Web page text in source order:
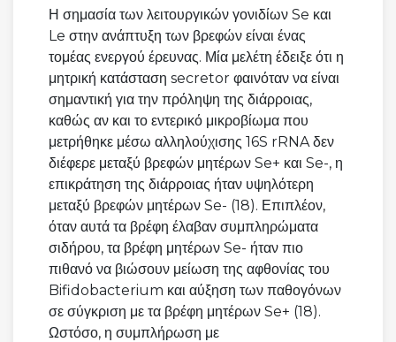
Η σημασία των λειτουργικών γονιδίων Se και
Le στην ανάπτυξη των βρεφών είναι ένας
τομέας ενεργού έρευνας. Μία μελέτη έδειξε ότι η
μητρική κατάσταση secretor φαινόταν να είναι
σημαντική για την πρόληψη της διάρροιας,
καθώς αν και το εντερικό μικροβίωμα που
μετρήθηκε μέσω αλληλούχισης 16S rRNA δεν
διέφερε μεταξύ βρεφών μητέρων Se+ και Se-, η
επικράτηση της διάρροιας ήταν υψηλότερη
μεταξύ βρεφών μητέρων Se- (18). Επιπλέον,
όταν αυτά τα βρέφη έλαβαν συμπληρώματα
σιδήρου, τα βρέφη μητέρων Se- ήταν πιο
πιθανό να βιώσουν μείωση της αφθονίας του
Bifidobacterium και αύξηση των παθογόνων
σε σύγκριση με τα βρέφη μητέρων Se+ (18).
Ωστόσο, η συμπλήρωση με